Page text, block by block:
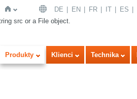
Strona
DE EN FR IT ES
Produkty Klienci Technika
src or a File object.